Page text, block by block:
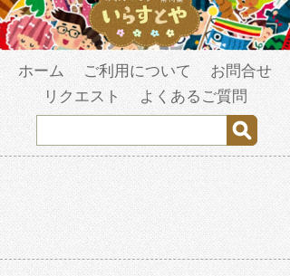
ホーム ご利用について
お問合せ
リクエスト
よくあるご質問